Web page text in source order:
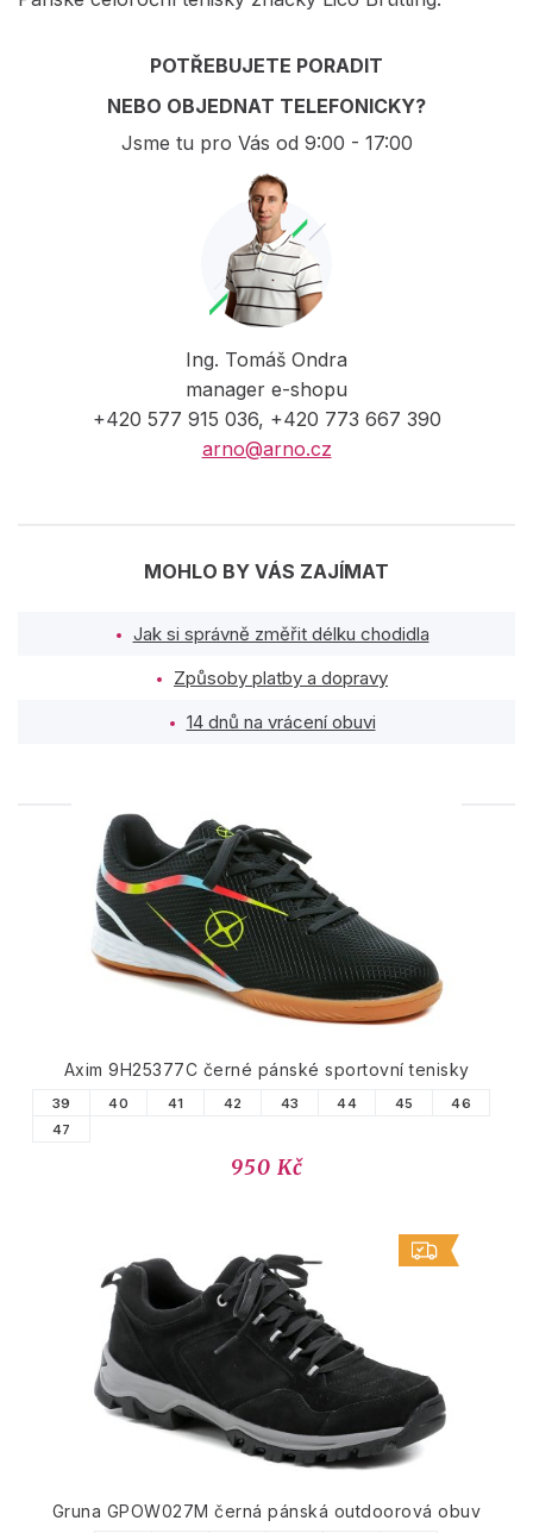
POTŘEBUJETE PORADIT
NEBO OBJEDNAT TELEFONICKY?
Jsme tu pro Vás od 9:00 - 17:00
Ing. Tomáš Ondra
manager e-shopu
+420 577 915 036, +420 773 667 390
arno@arno.cz
MOHLO BY VÁS ZAJÍMAT
Jak si správně změřit délku chodidla
Způsoby platby a dopravy
14 dnů na vrácení obuvi
PODOBNÉ PRODUKTY
Axim 9H25377C černé pánské sportovní tenisky
39 40 41 42 43 44 45
46
47
950 Kč
Gruna GPOW027M černá pánská outdoorová obuv